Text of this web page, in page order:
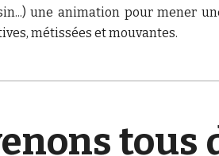
une animation pour mener
métissées et mouvantes.
tous